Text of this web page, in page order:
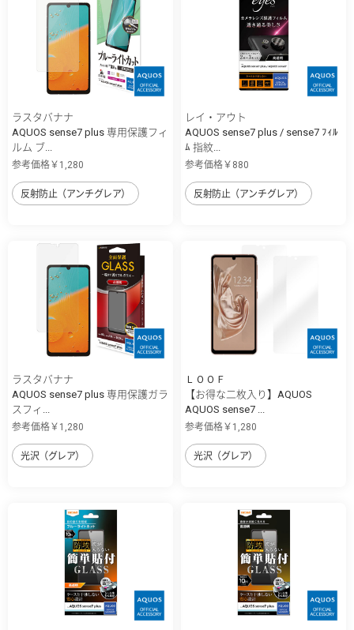
ラスタバナナ
AQUOS sense7 plus 専用保護フィ
ルム ブ...
参考価格￥1,280
反射防止（アンチグレア）
レイ・アウト
AQUOS sense7 plus / sense7 ﾌｨﾙ
ﾑ 指紋...
参考価格￥880
反射防止（アンチグレア）
ラスタバナナ
AQUOS sense7 plus 専用保護ガラ
スフィ...
参考価格￥1,280
光沢（グレア）
ＬＯＯＦ
【お得な二枚入り】AQUOS
AQUOS sense7 ...
参考価格￥1,280
光沢（グレア）